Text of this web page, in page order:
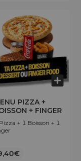
PIZZA +
+ FINGER
+ 1 Boisson + 1